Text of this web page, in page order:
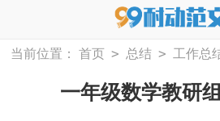
当前位置： 首页 > 总结 > 工作总
一年级数学教研